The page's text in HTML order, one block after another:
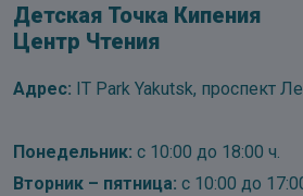
Детская Точка Кипения
Центр Чтения
Адрес: IT Park Yakutsk, проспект
Понедельник: с 10:00 до 18:00 ч.
Вторник – пятница: с 10:00 до